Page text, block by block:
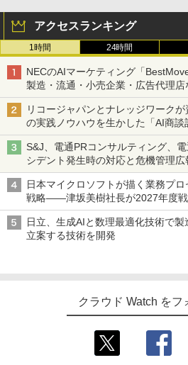
アクセスランキング
1時間 24時間
NECのAIマーケティング「
製造・流通・小売企業・広告代理
リコージャパンとナレッジワーク
の実践ノウハウを生かした「AI商
S&J、電通PRコンサルティング、
シデント発生時の対応と危機管理広
ラムを提供
日本マイクロソフトが描く業務プ
戦略――津坂美樹社長が2027年度戦
日立、生成AIと数理最適化技術で
立案する技術を開発
クラウド Watch をフ